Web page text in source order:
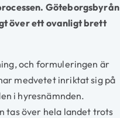
Göteborgsbyrån
över ett ovanligt brett
och formuleringen är
medvetet inriktat sig på
i hyresnämnden.
tas över hela landet trots